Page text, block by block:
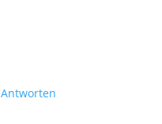
Antworten